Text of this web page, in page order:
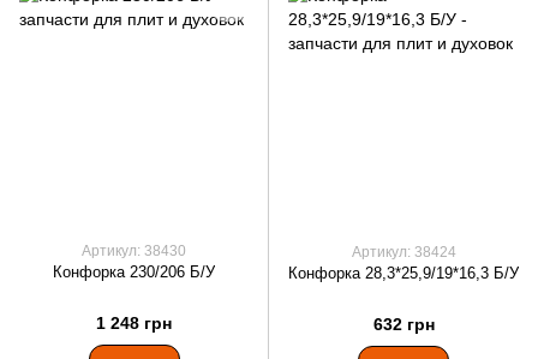
Артикул: 38430
Конфорка 230/206 Б/У
1 248 грн
Артикул: 38424
Конфорка 28,3*25,9/19*16,3 Б/У
632 грн